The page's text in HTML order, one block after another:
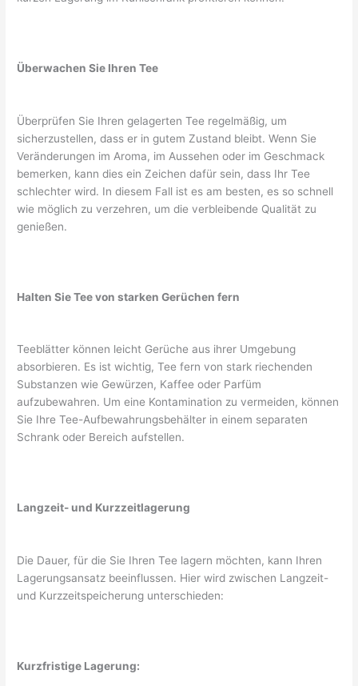
Überwachen Sie Ihren Tee
Überprüfen Sie Ihren gelagerten Tee regelmäßig, um
sicherzustellen, dass er in gutem Zustand bleibt. Wenn Sie
Veränderungen im Aroma, im Aussehen oder im Geschmack
bemerken, kann dies ein Zeichen dafür sein, dass Ihr Tee
schlechter wird. In diesem Fall ist es am besten, es so schnell
wie möglich zu verzehren, um die verbleibende Qualität zu
genießen.
Halten Sie Tee von starken Gerüchen fern
Teeblätter können leicht Gerüche aus ihrer Umgebung
absorbieren. Es ist wichtig, Tee fern von stark riechenden
Substanzen wie Gewürzen, Kaffee oder Parfüm
aufzubewahren. Um eine Kontamination zu vermeiden, können
Sie Ihre Tee-Aufbewahrungsbehälter in einem separaten
Schrank oder Bereich aufstellen.
Langzeit- und Kurzzeitlagerung
Die Dauer, für die Sie Ihren Tee lagern möchten, kann Ihren
Lagerungsansatz beeinflussen. Hier wird zwischen Langzeit-
und Kurzzeitspeicherung unterschieden:
Kurzfristige Lagerung: